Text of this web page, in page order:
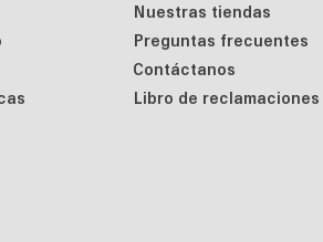
Nuestras tiendas
Preguntas frecuentes
Contáctanos
Libro de reclamaciones